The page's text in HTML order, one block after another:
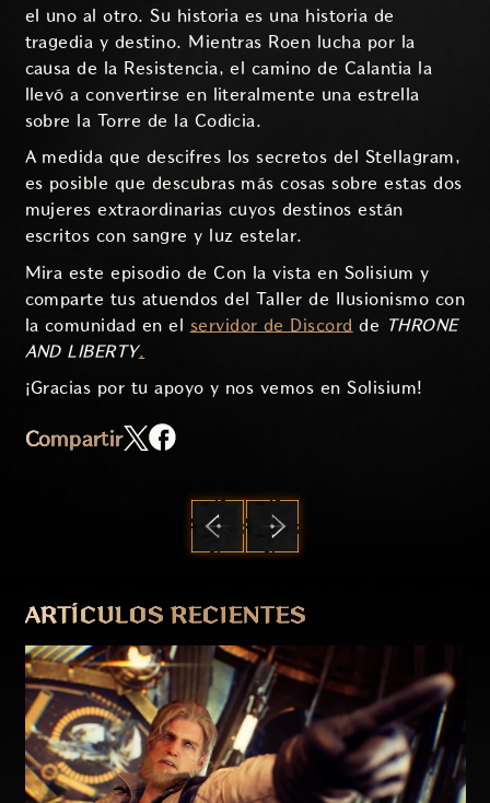
el uno al otro. Su historia es una historia de
tragedia y destino. Mientras Roen lucha por la
causa de la Resistencia, el camino de Calantia la
llevó a convertirse en literalmente una estrella
sobre la Torre de la Codicia.
A medida que descifres los secretos del Stellagram,
es posible que descubras más cosas sobre estas dos
mujeres extraordinarias cuyos destinos están
escritos con sangre y luz estelar.
Mira este episodio de Con la vista en Solisium y
comparte tus atuendos del Taller de Ilusionismo con
la comunidad en el servidor de Discord de THRONE
AND LIBERTY.
¡Gracias por tu apoyo y nos vemos en Solisium!
Compartir
ARTÍCULOS RECIENTES